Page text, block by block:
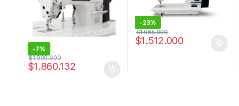
-7%
$1.860.132
$1.999.000
-23%
$1.512.000
$1.965.800